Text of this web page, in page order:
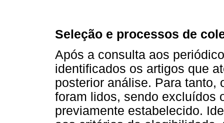
Seleção e processos de
Após a consulta aos
identificados os artigos que
posterior análise. Para tanto,
foram lidos, sendo excluídos
previamente estabelecido.